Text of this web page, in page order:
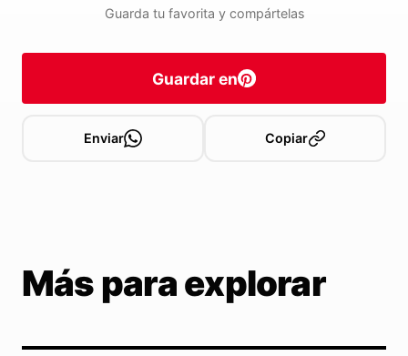
Guarda tu favorita y compártelas
Guardar en
Enviar Copiar
Más para explorar